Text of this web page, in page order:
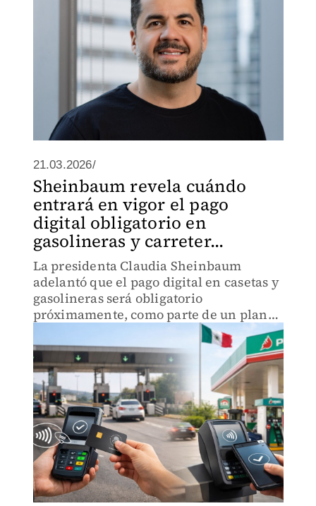
21.03.2026/
Sheinbaum revela cuándo
entrará en vigor el pago
digital obligatorio en
gasolineras y carreter...
La presidenta Claudia Sheinbaum
adelantó que el pago digital en casetas y
gasolineras será obligatorio
próximamente, como parte de un plan
para modernizar los pagos en todo el
país.